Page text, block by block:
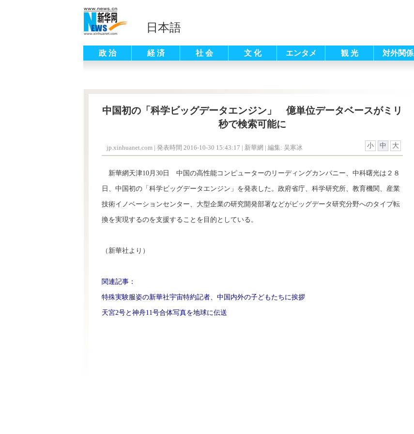
日本語
政 治 経 済 社 会 文 化 エンタメ 観 光 対外関係
中国初の「科学ビッグデータエンジン」 億単位データベースがミリ
秒で検索可能に
jp.xinhuanet.com | 発表時間 2016-10-30 15:43:17 | 新華網 | 編集: 吴寒冰 小 中 大
新華網天津10月30日 中国の高性能コンピューターのリーディングカンパニー、中科曙光は２８
日、中国初の「科学ビッグデータエンジン」を発表した。政府省庁、科学研究所、教育機関、産業
技術イノベーションセンター、大型企業の研究開発部署などがビッグデータ研究分野へのタイプ転
換を実現するのを支援することを目的としている。
（新華社より）
関連記事：
特殊実験服姿の新華社宇宙特約記者、中国内外の子どもたちに挨拶
天宮2号と神舟11号合体写真を地球に伝送